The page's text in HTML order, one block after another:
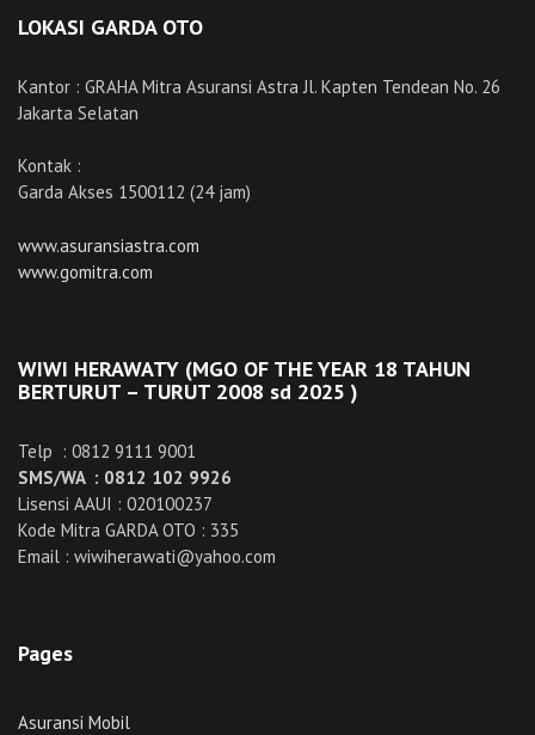
LOKASI GARDA OTO
Kantor : GRAHA Mitra Asuransi Astra Jl. Kapten Tendean No. 26
Jakarta Selatan
Kontak :
Garda Akses 1500112 (24 jam)
www.asuransiastra.com
www.gomitra.com
WIWI HERAWATY (MGO OF THE YEAR 18 TAHUN
BERTURUT – TURUT 2008 sd 2025 )
Telp : 0812 9111 9001
SMS/WA : 0812 102 9926
Lisensi AAUI : 020100237
Kode Mitra GARDA OTO : 335
Email : wiwiherawati@yahoo.com
Pages
Asuransi Mobil